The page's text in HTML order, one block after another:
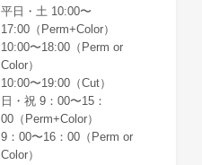
平日・土 10:00〜
17:00（Perm+Color）
10:00〜18:00（Perm or
Color）
10:00〜19:00（Cut）
日・祝 9：00〜15：
00（Perm+Color）
9：00〜16：00（Perm or
Color）